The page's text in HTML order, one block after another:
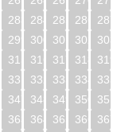
283 284 285 286
299 300 301 302
315 316 317 318
331 332 333 334
347 348 349 350
363 364 365 366